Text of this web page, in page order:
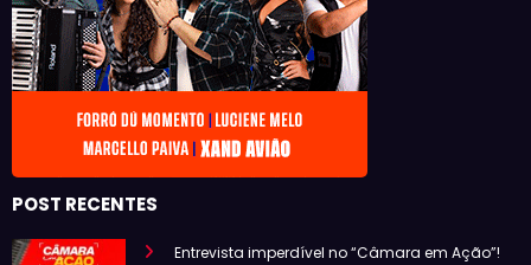
POST RECENTES
Entrevista imperdível no “Câmara em Ação”!